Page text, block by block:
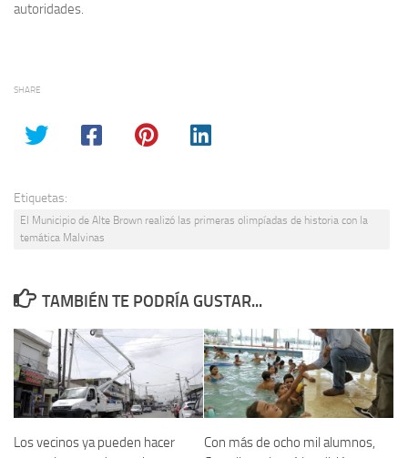
autoridades.
SHARE
Etiquetas:
El Municipio de Alte Brown realizó las primeras olimpíadas de historia con la
temática Malvinas
TAMBIÉN TE PODRÍA GUSTAR...
Los vecinos ya pueden hacer
Con más de ocho mil alumnos,